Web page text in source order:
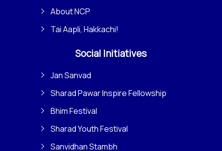
About NCP
Tai Aapli, Hakkachi!
Social Initiatives
Jan Sanvad
Sharad Pawar Inspire Fellowship
Bhim Festival
Sharad Youth Festival
Sanvidhan Stambh